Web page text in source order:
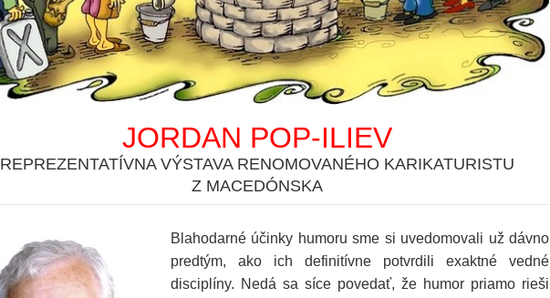
JORDAN POP-ILIEV
REPREZENTATÍVNA VÝSTAVA RENOMOVANÉHO KARIKATURISTU
Z MACEDÓNSKA
Blahodarné účinky humoru sme si uvedomovali už dávno
predtým, ako ich definitívne potvrdili exaktné vedné
disciplíny. Nedá sa síce povedať, že humor priamo rieši